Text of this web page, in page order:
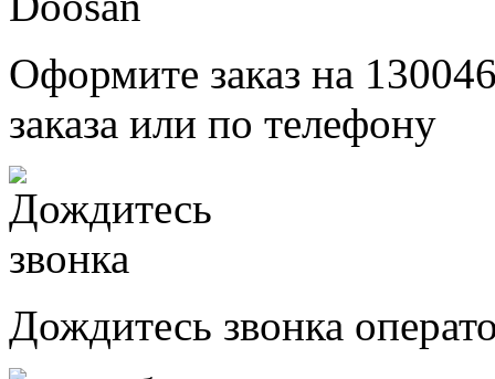
Оформите заказ на
заказа или по телефону
Дождитесь звонка